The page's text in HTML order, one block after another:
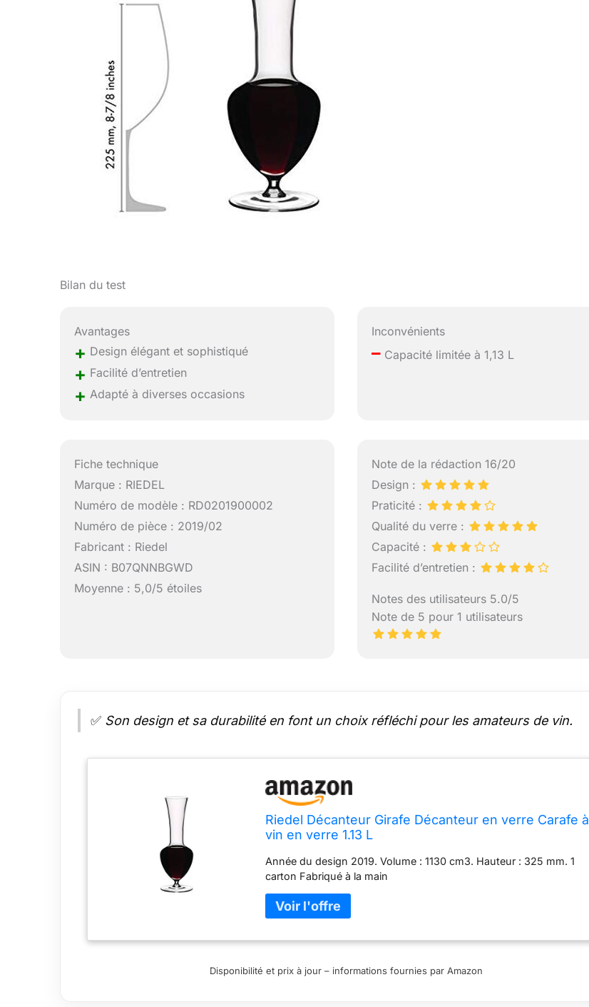
Bilan du test
Avantages
+ Design élégant et sophistiqué
+ Facilité d’entretien
+ Adapté à diverses occasions
Inconvénients
– Capacité limitée à 1,13 L
Fiche technique
Marque : RIEDEL
Numéro de modèle : RD0201900002
Numéro de pièce : 2019/02
Fabricant : Riedel
ASIN : B07QNNBGWD
Moyenne : 5,0/5 étoiles
Note de la rédaction 16/20
Design :
Praticité :
Qualité du verre :
Capacité :
Facilité d’entretien :
Notes des utilisateurs 5.0/5
Note de 5 pour 1 utilisateurs
✅ Son design et sa durabilité en font un choix réfléchi pour les amateurs de vin.
Riedel Décanteur Girafe Décanteur en verre Carafe à
vin en verre 1.13 L
Année du design 2019. Volume : 1130 cm3. Hauteur : 325 mm. 1
carton Fabriqué à la main
Disponibilité et prix à jour – informations fournies par Amazon